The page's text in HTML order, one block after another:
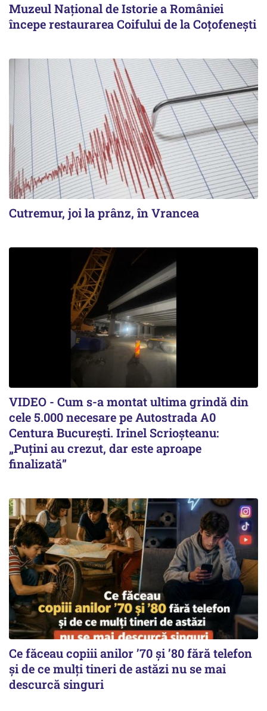
Muzeul Național de Istorie a României
începe restaurarea Coifului de la Coțofenești
Cutremur, joi la prânz, în Vrancea
VIDEO - Cum s-a montat ultima grindă din
cele 5.000 necesare pe Autostrada A0
Centura București. Irinel Scrioșteanu:
„Puțini au crezut, dar este aproape
finalizată”
Ce făceau copiii anilor ’70 și ’80 fără telefon
și de ce mulți tineri de astăzi nu se mai
descurcă singuri